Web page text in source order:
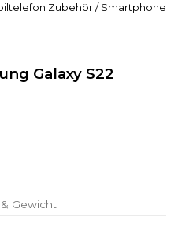
Zubehör / Smartphone
Galaxy S22
Gewicht